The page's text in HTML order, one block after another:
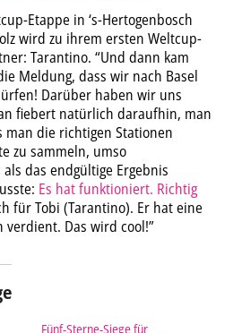
Etappe in ‘s-Hertogenbosch
wird zu ihrem ersten Weltcup-
Tarantino. “Und dann kam
Meldung, dass wir nach Basel
Darüber haben wir uns
fiebert natürlich daraufhin, man
man die richtigen Stationen
zu sammeln, umso
das endgültige Ergebnis
Es hat funktioniert. Richtig
für Tobi (Tarantino). Er hat eine
verdient. Das wird cool!”
Fünf-Sterne-Siege für